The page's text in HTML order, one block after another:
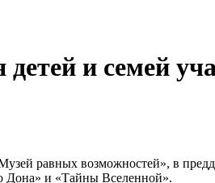
и семей
равных возможностей», в
и «Тайны Вселенной».